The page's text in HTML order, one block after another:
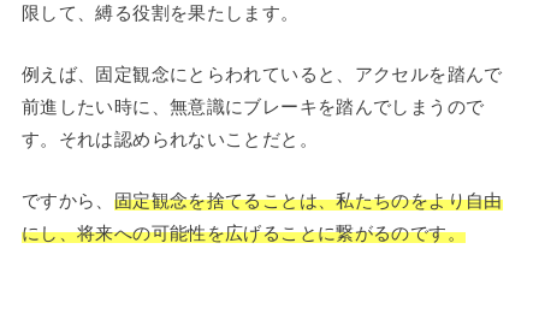
限して、縛る役割を果たします。
例えば、固定観念にとらわれていると、アクセルを踏んで
前進したい時に、無意識にブレーキを踏んでしまうので
す。それは認められないことだと。
ですから、 固定観念を捨てることは、私たちのをより自由
にし、将来への可能性を広げることに繋がるのです。